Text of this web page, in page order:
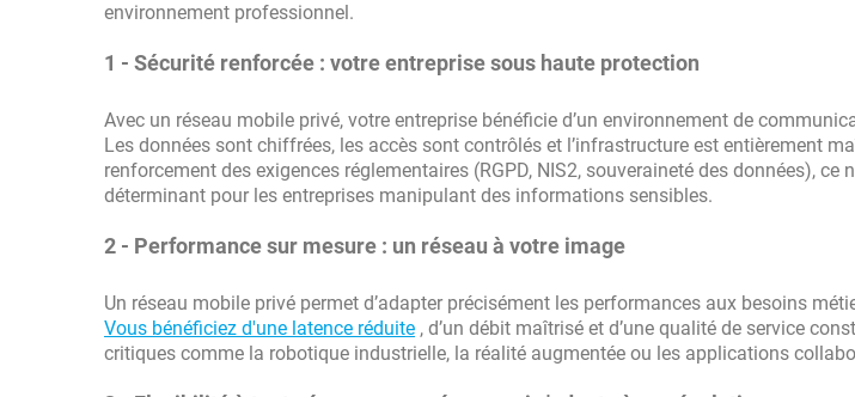
environnement professionnel.
1 - Sécurité renforcée : votre entreprise sous haute protection
Avec un réseau mobile privé, votre entreprise bénéficie d’un environnement de
Les données sont chiffrées, les accès sont contrôlés et l’infrastructure est entièrement
renforcement des exigences réglementaires (RGPD, NIS2, souveraineté des données), ce
déterminant pour les entreprises manipulant des informations sensibles.
2 - Performance sur mesure : un réseau à votre image
Un réseau mobile privé permet d’adapter précisément les performances aux besoins
Vous bénéficiez d'une latence réduite , d’un débit maîtrisé et d’une qualité de service
critiques comme la robotique industrielle, la réalité augmentée ou les applications